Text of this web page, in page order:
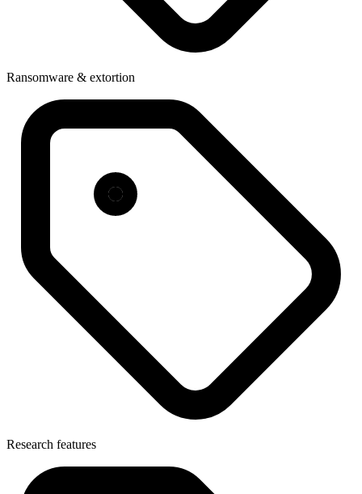
Ransomware & extortion
Research features